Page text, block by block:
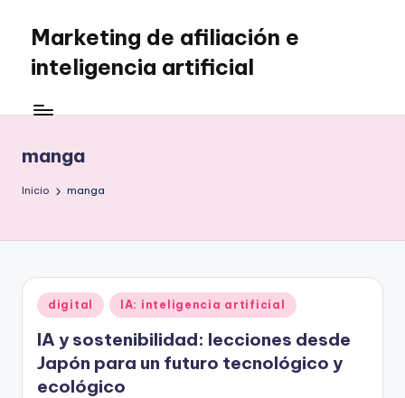
Saltar
contenido
Marketing de afiliación e
inteligencia artificial
manga
Inicio manga
Publicado
en
digital IA: inteligencia artificial
IA y sostenibilidad: lecciones desde
Japón para un futuro tecnológico y
ecológico